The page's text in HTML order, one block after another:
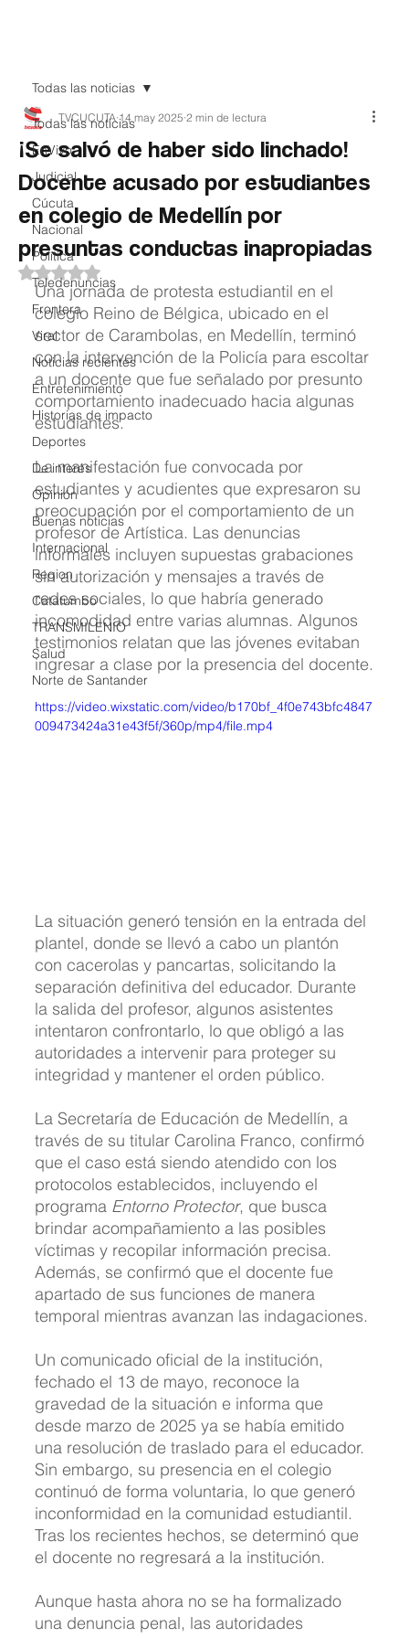
Todas las noticias
EnVivo
Judicial
Cúcuta
Nacional
Política
Teledenuncias
Frontera
Viral
Noticias recientes
Entretenimiento
Historias de impacto
Deportes
De interés
Opinión
Buenas noticias
Internacional
Region
Catatumbo
TRANSMILENIO
Salud
Norte de Santander
Todas las noticias
¡Se salvó de haber sido linchado!
Docente acusado por estudiantes
en colegio de Medellín por
presuntas conductas inapropiadas
TVCUCUTA 14 may 2025 2 min de lectura
Obtuvo NaN de 5 estrellas.
Una jornada de protesta estudiantil en el
colegio Reino de Bélgica, ubicado en el
sector de Carambolas, en Medellín, terminó
con la intervención de la Policía para escoltar
a un docente que fue señalado por presunto
comportamiento inadecuado hacia algunas
estudiantes.
La manifestación fue convocada por
estudiantes y acudientes que expresaron su
preocupación por el comportamiento de un
profesor de Artística. Las denuncias
informales incluyen supuestas grabaciones
sin autorización y mensajes a través de
redes sociales, lo que habría generado
incomodidad entre varias alumnas. Algunos
testimonios relatan que las jóvenes evitaban
ingresar a clase por la presencia del docente.
https://video.wixstatic.com/video/b170bf_4f0e743bfc4847
009473424a31e43f5f/360p/mp4/file.mp4
La situación generó tensión en la entrada del
plantel, donde se llevó a cabo un plantón
con cacerolas y pancartas, solicitando la
separación definitiva del educador. Durante
la salida del profesor, algunos asistentes
intentaron confrontarlo, lo que obligó a las
autoridades a intervenir para proteger su
integridad y mantener el orden público.
La Secretaría de Educación de Medellín, a
través de su titular Carolina Franco, confirmó
que el caso está siendo atendido con los
protocolos establecidos, incluyendo el
programa Entorno Protector, que busca
brindar acompañamiento a las posibles
víctimas y recopilar información precisa.
Además, se confirmó que el docente fue
apartado de sus funciones de manera
temporal mientras avanzan las indagaciones.
Un comunicado oficial de la institución,
fechado el 13 de mayo, reconoce la
gravedad de la situación e informa que
desde marzo de 2025 ya se había emitido
una resolución de traslado para el educador.
Sin embargo, su presencia en el colegio
continuó de forma voluntaria, lo que generó
inconformidad en la comunidad estudiantil.
Tras los recientes hechos, se determinó que
el docente no regresará a la institución.
Aunque hasta ahora no se ha formalizado
una denuncia penal, las autoridades